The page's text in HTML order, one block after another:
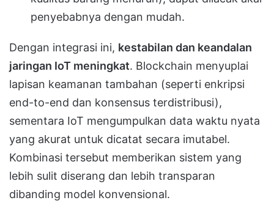
penyebabnya dengan mudah.
Dengan integrasi ini, kestabilan dan keandalan
jaringan IoT meningkat. Blockchain menyuplai
lapisan keamanan tambahan (seperti enkripsi
end-to-end dan konsensus terdistribusi),
sementara IoT mengumpulkan data waktu nyata
yang akurat untuk dicatat secara imutabel.
Kombinasi tersebut memberikan sistem yang
lebih sulit diserang dan lebih transparan
dibanding model konvensional.